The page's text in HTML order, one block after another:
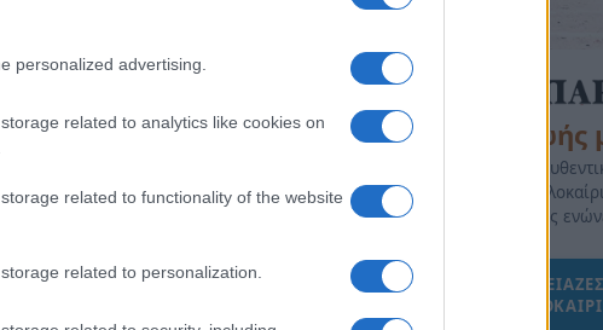
personalized advertising.
related to analytics like cookies on
related to functionality of the website
related to personalization.
της Ζωής
Οι άνθρωποι, οι
το ελληνικό
πολιτισμός που μας
ΟΣΑ
ΓΙΑ ΤΟ